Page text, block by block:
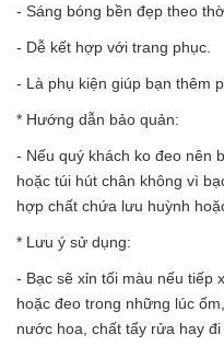
- Sáng bóng bền đẹp theo
- Dễ kết hợp với trang phục.
- Là phụ kiện giúp bạn thêm
* Hướng dẫn bảo quản:
- Nếu quý khách ko đeo nên
hoặc túi hút chân không vì
hợp chất chứa lưu huỳnh
* Lưu ý sử dụng:
- Bạc sẽ xỉn tối màu nếu tiếp
hoặc đeo trong những lúc
nước hoa, chất tẩy rửa hay đi